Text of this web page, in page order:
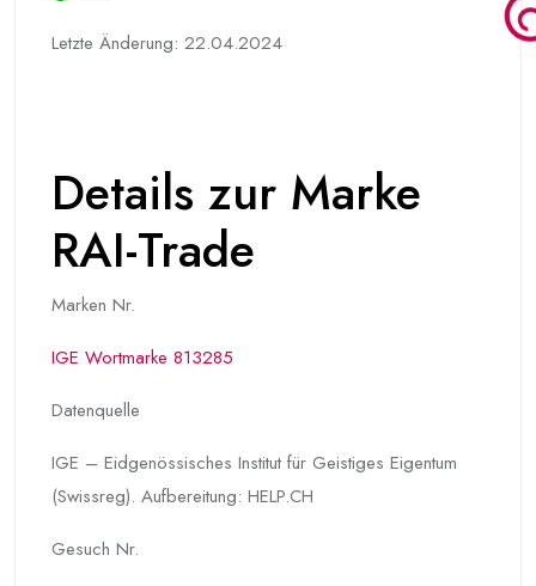
Letzte Änderung: 22.04.2024
Details zur Marke
RAI-Trade
Marken Nr.
IGE Wortmarke 813285
Datenquelle
IGE – Eidgenössisches Institut für Geistiges Eigentum
(Swissreg). Aufbereitung: HELP.CH
Gesuch Nr.